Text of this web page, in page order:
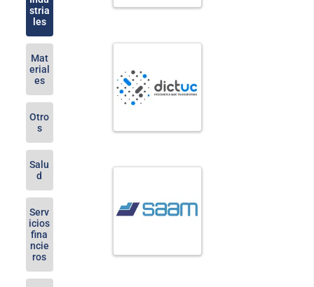
stria
les
Mat
erial
es
Otro
s
Salu
d
Serv
icios
fina
ncie
ros